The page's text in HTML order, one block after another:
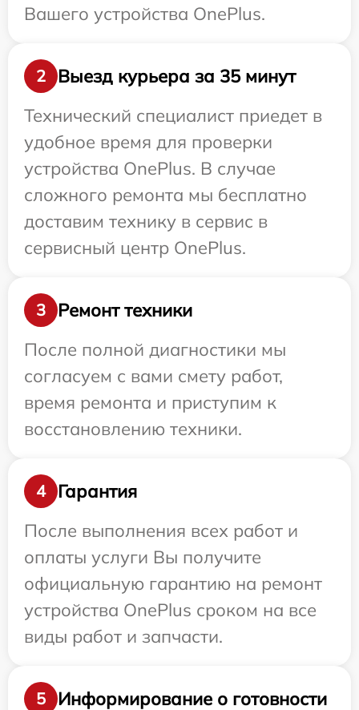
Вашего устройства OnePlus.
2
Выезд курьера за 35 минут
Технический специалист приедет в
удобное время для проверки
устройства OnePlus. В случае
сложного ремонта мы бесплатно
доставим технику в сервис в
сервисный центр OnePlus.
3
Ремонт техники
После полной диагностики мы
согласуем с вами смету работ,
время ремонта и приступим к
восстановлению техники.
4
Гарантия
После выполнения всех работ и
оплаты услуги Вы получите
официальную гарантию на ремонт
устройства OnePlus сроком на все
виды работ и запчасти.
5
Информирование о готовности